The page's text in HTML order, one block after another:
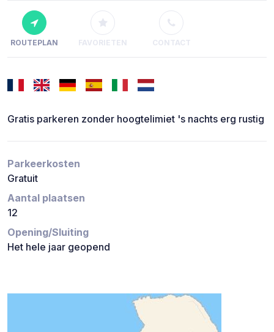
ROUTEPLAN FAVORIETEN CONTACT
Gratis parkeren zonder hoogtelimiet 's nachts erg rustig
Parkeerkosten
Gratuit
Aantal plaatsen
12
Opening/Sluiting
Het hele jaar geopend